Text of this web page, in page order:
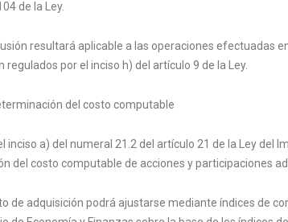
de la Ley.
resultará aplicable a las operaciones efectuadas
regulados por el inciso h) del artículo 9 de la Ley.
del costo computable
inciso a) del numeral 21.2 del artículo 21 de la Ley del
del costo computable de acciones y participaciones
de adquisición podrá ajustarse mediante índices de